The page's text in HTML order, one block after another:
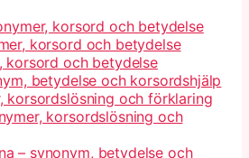
korsord och betydelse
korsord och betydelse
korsord och betydelse
betydelse och korsordshjälp
korsordslösning och förklaring
korsordslösning och
– synonym, betydelse och